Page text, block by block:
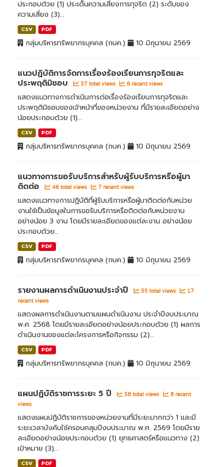
ประกอบด้วย (1) ประเด็นความเสี่ยงการทุจริต (2) ระดับของ
ความเสี่ยง (3)...
CSV PDF
กลุ่มบริหารทรัพยากรบุคคล (กบค.) 10 มิถุนายน 2569
แนวปฏิบัติการจัดการเรื่องร้องเรียนการทุจริตและ
ประพฤติมิชอบ
37 total views 6 recent views
แสดงแนวทางการดำเนินการต่อเรื่องร้องเรียนการทุจริตและ
ประพฤติมิชอบของเจ้าหน้าที่ของหน่วยงาน ที่มีรายละเอียดอย่าง
น้อยประกอบด้วย (1)...
CSV PDF
กลุ่มบริหารทรัพยากรบุคคล (กบค.) 10 มิถุนายน 2569
แนวทางการขอรับบริการสำหรับผู้รับบริการหรือผู้มา
ติดต่อ
46 total views 7 recent views
แสดงแนวทางการปฏิบัติที่ผู้รับบริการหรือผู้มาติดต่อกับหน่วย
งานใช้เป็นข้อมูลในการขอรับบริการหรือติดต่อกับหน่วยงาน
อย่างน้อย 3 งาน โดยมีรายละเอียดของแต่ละงาน อย่างน้อย
ประกอบด้วย...
CSV PDF
กลุ่มบริหารทรัพยากรบุคคล (กบค.) 10 มิถุนายน 2569
รายงานผลการดำเนินงานประจำปี 55 total views
17
recent views
แสดงผลการดำเนินงานตามแผนดำเนินงาน ประจำปีงบประมาณ
พ.ศ. 2568 โดยมีรายละเอียดอย่างน้อยประกอบด้วย (1) ผลการ
ดำเนินงานของแต่ละโครงการหรือกิจกรรม (2)...
CSV PDF
กลุ่มบริหารทรัพยากรบุคคล (กบค.) 10 มิถุนายน 2569
แผนปฏิบัติราชการระยะ 5 ปี 58 total views
8 recent
views
แสดงแผนปฏิบัติราชการของหน่วยงานที่มีระยะมากกว่า 1 และมี
ระยะเวลาบังคับใช้ครอบคลุมปีงบประมาณ พ.ศ. 2569 โดยมีราย
ละเอียดอย่างน้อยประกอบด้วย (1) ยุทธศาสตร์หรือแนวทาง (2)
เป้าหมาย (3)...
CSV PDF